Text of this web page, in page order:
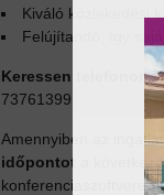
Kiváló közlekedési
Felújítandó, így
Keressen telefonon
73761399
Amennyiben az
időpontot
a
konferenciaszoftveren